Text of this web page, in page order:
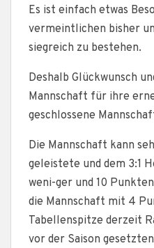
Es ist einfach etwas
vermeintlichen bisher
siegreich zu bestehen.
Deshalb Glückwunsch
Mannschaft für ihre
geschlossene
Die Mannschaft kann
geleistete und dem 3:1
weni-ger und 10
die Mannschaft mit 4
Tabellenspitze derzeit
vor der Saison